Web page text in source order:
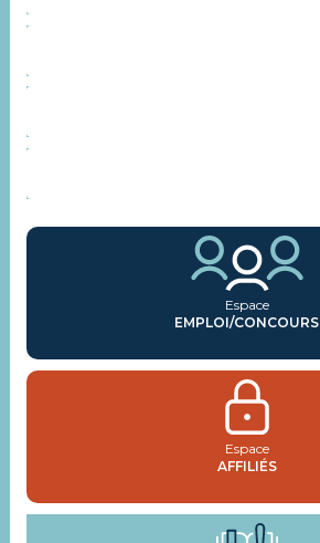
Espace
EMPLOI/CONCOURS
Espace
AFFILIÉS